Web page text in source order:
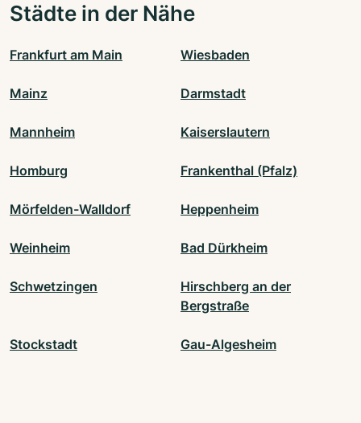
Städte in der Nähe
Frankfurt am Main Wiesbaden
Mainz Darmstadt
Mannheim Kaiserslautern
Homburg Frankenthal (Pfalz)
Mörfelden-Walldorf Heppenheim
Weinheim Bad Dürkheim
Schwetzingen
Hirschberg an der
Bergstraße
Stockstadt Gau-Algesheim